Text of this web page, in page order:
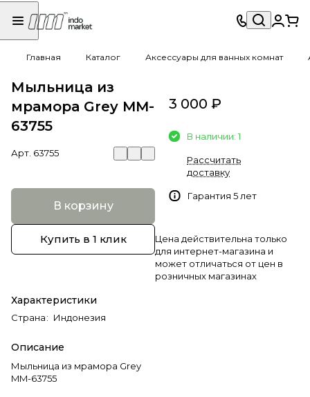
Главная Каталог Аксессуары для ванных комнат
Мыльница из
мрамора Grey MM-
63755
Арт. 63755
В корзину
Купить в 1 клик
Характеристики
Страна: Индонезия
Описание
Мыльница из мрамора Grey
MM-63755
3 000 ₽
В наличии: 1
Рассчитать
доставку
Гарантия 5 лет
Цена действительна только
для интернет-магазина и
может отличаться от цен в
розничных магазинах